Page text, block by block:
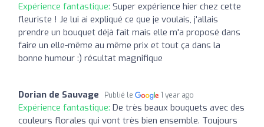
Expérience fantastique: Super expérience hier chez cette
fleuriste ! Je lui ai expliqué ce que je voulais, j'allais
prendre un bouquet déjà fait mais elle m'a proposé dans
faire un elle-même au même prix et tout ça dans la
bonne humeur :) résultat magnifique
Dorian de Sauvage Publié le 1 year ago
Expérience fantastique: De très beaux bouquets avec des
couleurs florales qui vont très bien ensemble. Toujours